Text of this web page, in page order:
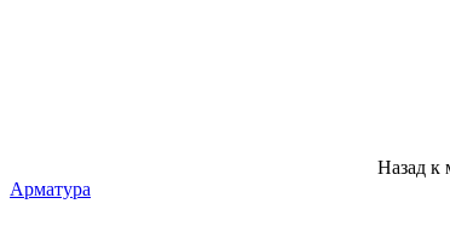
Назад к
Арматура